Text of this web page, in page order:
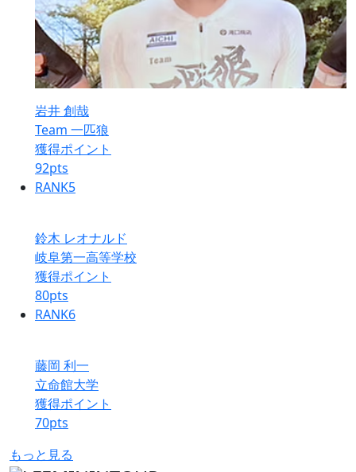
岩井 創哉
Team 一匹狼
獲得ポイント
92pts
RANK5
鈴木 レオナルド
岐阜第一高等学校
獲得ポイント
80pts
RANK6
藤岡 利一
立命館大学
獲得ポイント
70pts
もっと見る